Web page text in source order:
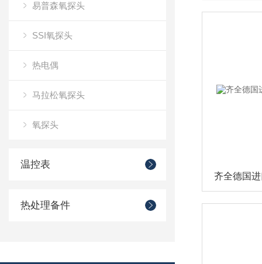
易普森氧探头
SSI氧探头
热电偶
马拉松氧探头
氧探头
温控表
热处理备件